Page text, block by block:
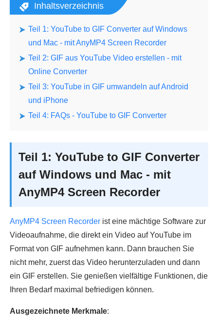
Inhaltsverzeichnis
Teil 1: YouTube to GIF Converter auf Windows
und Mac - mit AnyMP4 Screen Recorder
Teil 2: GIF aus YouTube Video erstellen - mit
Online Converter
Teil 3: YouTube in GIF umwandeln auf Android
und iPhone
Teil 4: FAQs - YouTube to GIF Converter
Teil 1: YouTube to GIF Converter
auf Windows und Mac - mit
AnyMP4 Screen Recorder
AnyMP4 Screen Recorder ist eine mächtige Software zur
Videoaufnahme, die direkt ein Video auf YouTube im
Format von GIF aufnehmen kann. Dann brauchen Sie
nicht mehr, zuerst das Video herunterzuladen und dann
ein GIF erstellen. Sie genießen vielfältige Funktionen, die
Ihren Bedarf maximal befriedigen können.
Ausgezeichnete Merkmale: